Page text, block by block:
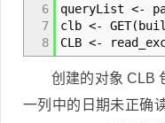
6
7
8
queryList <-
clb <-
CLB <-
创建的对象 CLB
一列中的日期未正确